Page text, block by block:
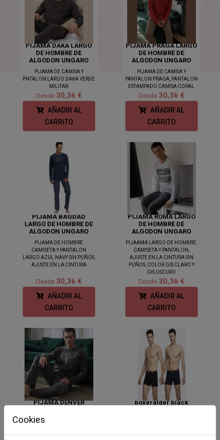
PIJAMA DAKA LARGO
DE HOMBRE DE
ALGODON UNGARO
PIJAMA DE CAMISA Y
PNTALON LARGO DAKA VERDE
MILITAR
Desde 30,36 €
AÑADIR AL
CARRITO
PIJAMA PRAGA LARGO
DE HOMBRE DE
ALGODON UNGARO
PIJAMA DE CAMISA Y
PANTALON PRAGA, PANTALON
ESTAMPADO CAMISA CORAL
Desde 30,36 €
AÑADIR AL
CARRITO
PIJAMA BAGDAD
LARGO DE HOMBRE DE
ALGODON UNGARO
PIJAMA DE HOMBRE
CAMISETA Y PANTALON
LARGO AZUL NAVY SIN PUÑOS,
AJUSTE EN LA CINTURA
Desde 30,36 €
AÑADIR AL
CARRITO
PIJAMA ROMA LARGO
DE HOMBRE DE
ALGODON UNGARO
PIJAAMA LARGO DE HOMBRE,
CAMISETA Y PANTALON,
AJUSTE EN LA CINTURA SIN
PUÑOS, COLOR GIS CLARO Y
GIS OSCURO
Desde 30,36 €
AÑADIR AL
CARRITO
PIJAMA DENVER
ALGODON UNGARO
CAMISETA VERDE OSCURO Y
boxeralder black
Cookies